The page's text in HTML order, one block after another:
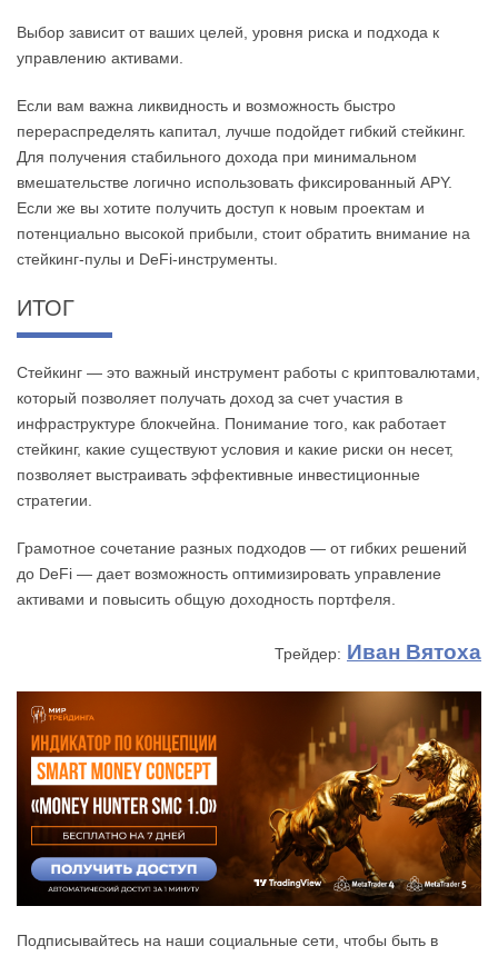
Выбор зависит от ваших целей, уровня риска и подхода к
управлению активами.
Если вам важна ликвидность и возможность быстро
перераспределять капитал, лучше подойдет гибкий стейкинг.
Для получения стабильного дохода при минимальном
вмешательстве логично использовать фиксированный APY.
Если же вы хотите получить доступ к новым проектам и
потенциально высокой прибыли, стоит обратить внимание на
стейкинг-пулы и DeFi-инструменты.
ИТОГ
Стейкинг — это важный инструмент работы с криптовалютами,
который позволяет получать доход за счет участия в
инфраструктуре блокчейна. Понимание того, как работает
стейкинг, какие существуют условия и какие риски он несет,
позволяет выстраивать эффективные инвестиционные
стратегии.
Грамотное сочетание разных подходов — от гибких решений
до DeFi — дает возможность оптимизировать управление
активами и повысить общую доходность портфеля.
Трейдер: Иван Вятоха
Подписывайтесь на наши социальные сети, чтобы быть в